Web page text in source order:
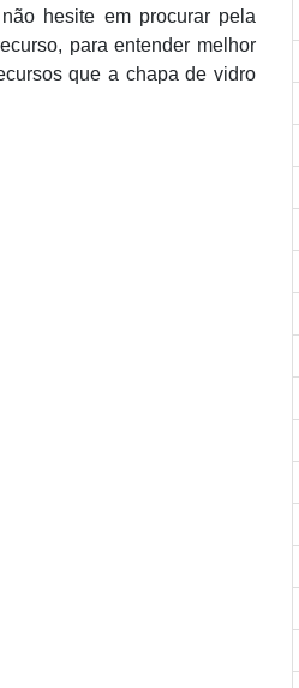
hesite em procurar pela
para entender melhor
que a chapa de vidro